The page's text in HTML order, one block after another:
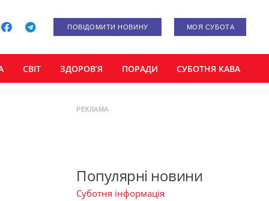
ПОВІДОМИТИ НОВИНУ МОЯ СУБОТА
СВІТ ЗДОРОВ’Я ПОРАДИ СУБОТНЯ КАВА
РЕКЛАМА
Популярні новини
Суботня інформація